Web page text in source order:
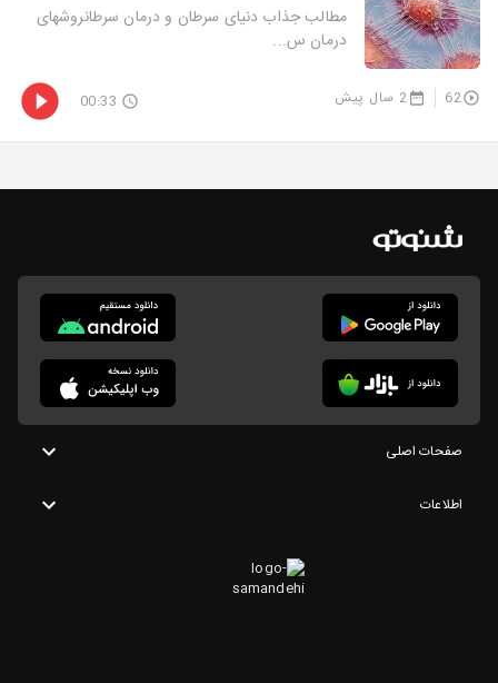
مطالب جذاب دنیای سرطان و درمان سرطانروشهای
درمان س...
62 2 سال پیش 00:33
صفحات اصلی
اطلاعات